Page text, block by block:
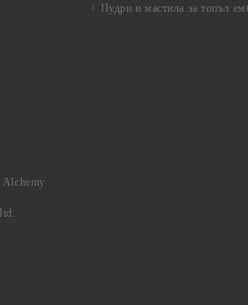
Alchemy
Пудри и мастила за топъл